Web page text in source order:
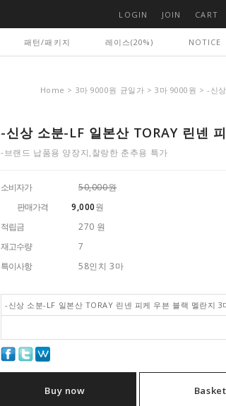
LOGIN JOIN CART
패턴/패키지 레이스(20%) NOTICE
Home > 3마 9000원 균일가 > 3마 9000원 > -신
-신상 소분-LF 일본산 TORAY 린넨
-브랜드 납품용 양장지,찰랑한 춘추용 특가
소비자가
50,000원
판매가격
9,000원
적립금
270 원
재고수량
7
특이사항
58인치 3마
-신상 소분-LF 일본산 TORAY 린넨 피케 우븐 블랙 멜란지 3
Buy now Basket